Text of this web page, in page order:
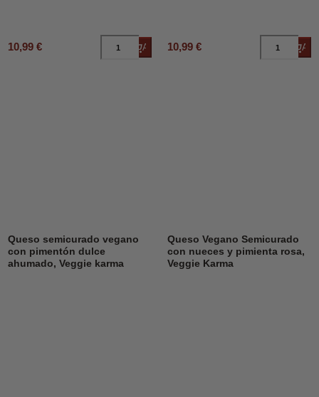
10,99 € Añadir al carrito
10,99 €
Queso semicurado vegano
con pimentón dulce
ahumado, Veggie karma
Queso Vegano Semicurado
con nueces y pimienta rosa,
Veggie Karma